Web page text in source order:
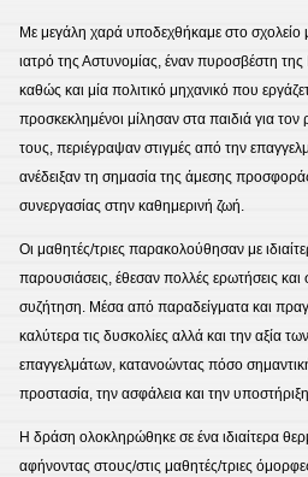
Με μεγάλη χαρά υποδεχθήκαμε στο σχολείο
ιατρό της Αστυνομίας, έναν πυροσβέστη
καθώς και μία πολιτικό μηχανικό που
προσκεκλημένοι μίλησαν στα παιδιά για τον
τους, περιέγραψαν στιγμές από την
ανέδειξαν τη σημασία της άμεσης
συνεργασίας στην καθημερινή ζωή.
Οι μαθητές/τριες παρακολούθησαν με
παρουσιάσεις, έθεσαν πολλές ερωτήσεις και
συζήτηση. Μέσα από παραδείγματα και
καλύτερα τις δυσκολίες αλλά και την αξία
επαγγελμάτων, κατανοώντας πόσο
προστασία, την ασφάλεια και την
Η δράση ολοκληρώθηκε σε ένα ιδιαίτερα
αφήνοντας στους/στις μαθητές/τριες